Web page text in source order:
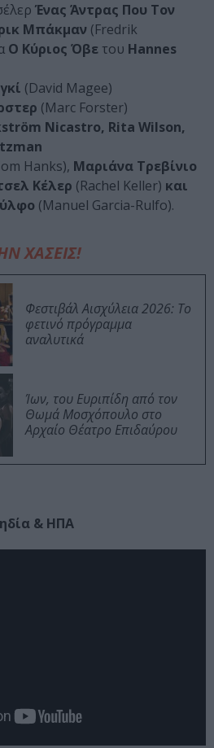
Ένας Άντρας Που Τον
Μπάκμαν (Fredrik
Ο Κύριος Όβε του Hannes
(David Magee)
(Marc Forster)
Nicastro, Rita Wilson,
Hanks), Μαριάνα Τρεβίνιο
Κέλερ (Rachel Keller) και
(Manuel Garcia-Rulfo).
ΧΑΣΕΙΣ!
Φεστιβάλ Αισχύλεια 2026: Το
φετινό πρόγραμμα
αναλυτικά
Ίων, του Ευριπίδη από τον
Θωμά Μοσχόπουλο στο
Αρχαίο Θέατρο Επιδαύρου
& ΗΠΑ